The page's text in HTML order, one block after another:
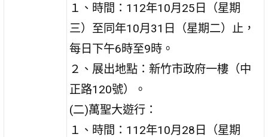
１、時間：112年10月25日（星期
三）至同年10月31日（星期二）止，
每日下午6時至9時。
２、展出地點：新竹市政府一樓（中
正路120號）。
(二)萬聖大遊行：
１、時間：112年10月28日（星期